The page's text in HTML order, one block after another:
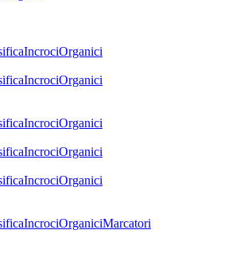
IncrociOrganici
IncrociOrganici
IncrociOrganici
IncrociOrganici
IncrociOrganici
IncrociOrganiciMarcatori